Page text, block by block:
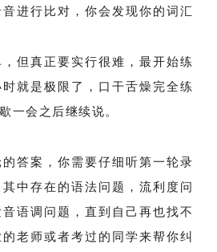
进行比对，你会发现你的词汇
但真正要实行很难，最开始练
就是极限了，口干舌燥完全练
一会之后继续说。
答案，你需要仔细听第一轮录
中存在的语法问题，流利度问
语调问题，直到自己再也找不
老师或者考过的同学来帮你纠